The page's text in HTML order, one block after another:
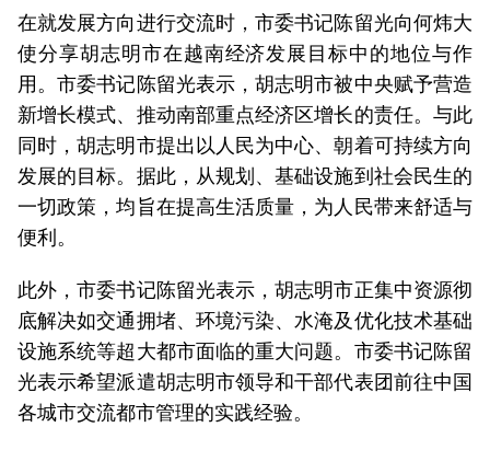
在就发展方向进行交流时，市委书记陈留光向何炜大
使分享胡志明市在越南经济发展目标中的地位与作
用。市委书记陈留光表示，胡志明市被中央赋予营造
新增长模式、推动南部重点经济区增长的责任。与此
同时，胡志明市提出以人民为中心、朝着可持续方向
发展的目标。据此，从规划、基础设施到社会民生的
一切政策，均旨在提高生活质量，为人民带来舒适与
便利。
此外，市委书记陈留光表示，胡志明市正集中资源彻
底解决如交通拥堵、环境污染、水淹及优化技术基础
设施系统等超大都市面临的重大问题。市委书记陈留
光表示希望派遣胡志明市领导和干部代表团前往中国
各城市交流都市管理的实践经验。